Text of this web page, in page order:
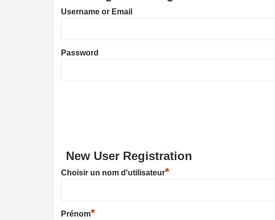
Username or Email
Password
New User Registration
Choisir un nom d'utilisateur*
Prénom*